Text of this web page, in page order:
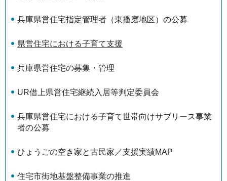
兵庫県営住宅指定管理者（東播磨地区）の公募
県営住宅における子育て支援
兵庫県営住宅の募集・管理
UR借上県営住宅継続入居等判定委員会
兵庫県営住宅における子育て世帯向けサブリース事業
者の公募
ひょうごの空き家と古民家／支援実績MAP
住宅市街地基盤整備事業の推進